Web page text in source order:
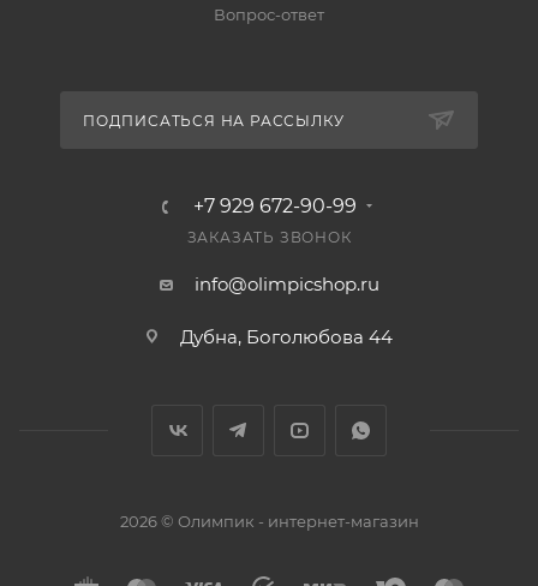
Вопрос-ответ
ПОДПИСАТЬСЯ НА РАССЫЛКУ
+7 929 672-90-99
ЗАКАЗАТЬ ЗВОНОК
info@olimpicshop.ru
Дубна, Боголюбова 44
2026 © Олимпик - интернет-магазин